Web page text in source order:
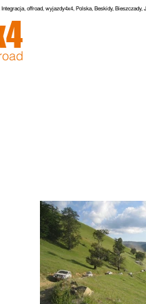
offroad, wyjazdy4x4, Polska, Beskidy,